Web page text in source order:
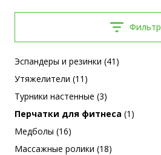
Фильтр
Эспандеры и резинки (41)
Утяжелители (11)
Турники настенные (3)
Перчатки для фитнеса (1)
Медболы (16)
Массажные ролики (18)